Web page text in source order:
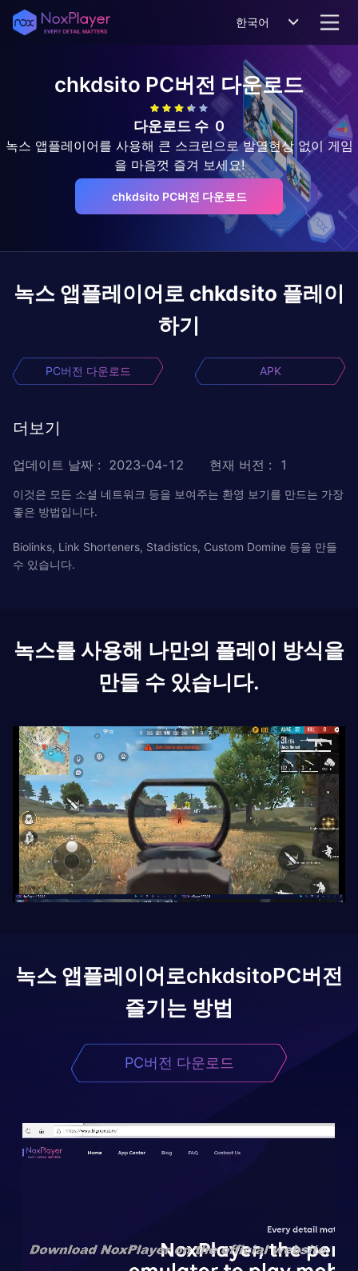
한국어
chkdsito PC버전 다운로드
다운로드 수 0
녹스 앱플레이어를 사용해 큰 스크린으로 발열현상 없이 게임
을 마음껏 즐겨 보세요!
chkdsito PC버전 다운로드
녹스 앱플레이어로 chkdsito 플레이
하기
PC버전 다운로드 APK
더보기
업데이트 날짜 : 2023-04-12 현재 버전 : 1
이것은 모든 소셜 네트워크 등을 보여주는 환영 보기를 만드는 가장
좋은 방법입니다.
Biolinks, Link Shorteners, Stadistics, Custom Domine 등을 만들
수 있습니다.
녹스를 사용해 나만의 플레이 방식을
만들 수 있습니다.
녹스 앱플레이어로chkdsitoPC버전
즐기는 방법
PC버전 다운로드